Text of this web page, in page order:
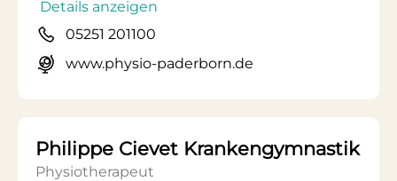
Details anzeigen
05251 201100
www.physio-paderborn.de
Philippe Cievet Krankengymnastik
Physiotherapeut